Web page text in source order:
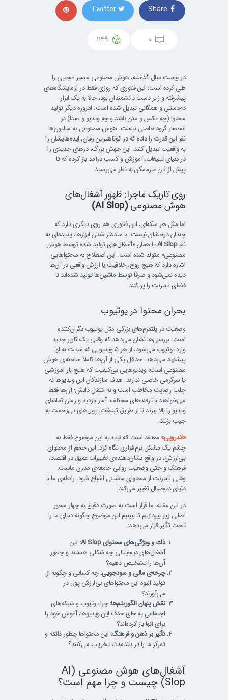
Share
Twitter
0
1149
در بیست سال گذشته، هوش مصنوعی مسیر عجیبی را
طی کرده است؛ این فناوری که روزی فقط در آزمایشگاه‌های
پیشرفته و زیر دست دانشمندان بود، حالا به یک ابزار
دم‌دستی و همگانی تبدیل شده است. امروزه دیگر تولید
محتوا (چه عکس و متن باشد و چه ویدیو و صدا) در
انحصار گروه خاصی نیست. هوش مصنوعی به میلیون‌ها
نفر این قدرت را داده که در کوتاهترین زمان، ایده‌هایشان را
به واقعیت تبدیل کنند. این جهش بزرگ، درهای جدیدی را
در دنیای تبلیغات، آموزش و کسب درآمد باز کرده که تا
پیش از این غیرممکن به نظر می‌رسید.
روی تاریک ماجرا: ظهور آشغال‌های
هوش مصنوعی(AI Slop)
اما مثل هر سکه‌ای، این فناوری هم روی دیگری دارد که
چندان درخشان نیست. با ساده‌تر شدن ابزارها، پدیده‌ای به
نامAI Slopیا همان «آشغال‌های تولید شده توسط هوش
مصنوعی» متولد شده است. این اصطلاح به محتواهایی
اشاره دارد که هیچ روح، خلاقیت یا ارزش واقعی در آن‌ها
دیده نمی‌شود و صرفاً توسط ماشین‌ها تولید شده‌اند تا
فضای اینترنت را پر کنند.
بحران محتوا در یوتیوب
وضعیت در پلتفرم‌های بزرگی مثل یوتیوب نگران‌کننده
است. بررسی‌ها نشان می‌دهد که وقتی یک کاربر جدید
وارد یوتیوب می‌شود، از هر ۵ ویدیویی که سایت به او
پیشنهاد می‌دهد، حداقل یکی از آن‌ها کاملاً ساخته‌ی هوش
مصنوعی است؛ ویدیوهایی بی‌کیفیت که هیچ بار آموزشی
یا سرگرمی خاصی ندارند. هدف سازندگان این ویدیوها نه
جلب رضایت مخاطب است و نه انتقال دانش؛ آن‌ها فقط
می‌خواهند با ترفندهای مختلف، آمار بازدید و زمان تماشای
ویدیو را بالا ببرند تا از طریق تبلیغات، پول‌های بی‌زحمت به
جیب بزنند.
«اندروپی» معتقد است که نباید به این موضوع فقط به
چشم یک مشکل نرم‌افزاری نگاه کرد. این حجم از محتوای
بی‌ارزش، در واقع نشان‌دهنده‌ی تغییرات عمیق در اقتصاد،
فرهنگ و حتی وضعیت روانی جامعه‌ی مدرن ماست.
وقتی اینترنت از محتوای ماشینی اشباع شود، رابطه‌ی ما با
دنیای دیجیتال تغییر می‌کند.
در این مقاله، ما قرار است به صورت دقیق به چهار محور
اصلی زیر بپردازیم تا ببینیم این موضوع چگونه دنیای ما را
تحت تأثیر قرار می‌دهد:
ذات و ویژگی‌های محتوای AI Slop:
این
آشغال‌های دیجیتالی چه شکلی هستند و چطور
آن‌ها را تشخیص دهیم؟
چرخه‌ی مالی و سودجویی:چه کسانی و چگونه از
تولید انبوه این محتواهای بی‌ارزش پول در
می‌آورند؟
نقش پنهان الگوریتم‌ها:چرا یوتیوب و شبکه‌های
اجتماعی به جای حذف این ویدیوها، آغوش خود را
برای آنها باز کرده‌اند؟
تأثیر بر ذهن و فرهنگ: این محتواها چطور ذائقه و
تمرکز ما را در بلندمدت تخریب می‌کنند؟
آشغال‌های هوش مصنوعی (AI
Slop) چیست و چرا مهم است؟